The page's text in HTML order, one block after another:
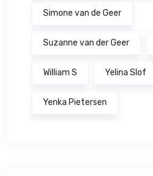
Simone van de Geer
Suzanne van der Geer
William S Yelina Slof
Yenka Pietersen